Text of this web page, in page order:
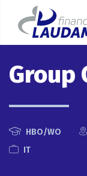
Group
HBO/WO
IT